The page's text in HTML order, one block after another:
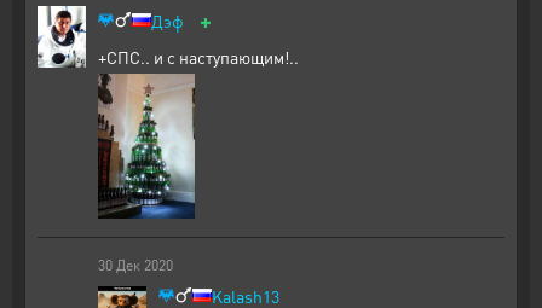
Дэф +
+СПС.. и с наступающим!..
30 Дек 2020
Kalash13